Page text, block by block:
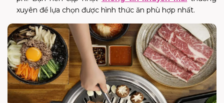
xuyên để lựa chọn được hình thức ăn phù hợp nhất.